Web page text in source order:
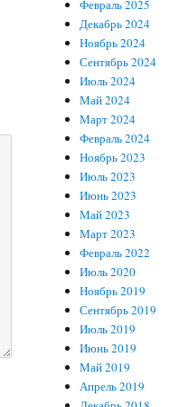
Февраль 2025
Декабрь 2024
Ноябрь 2024
Сентябрь 2024
Июль 2024
Май 2024
Март 2024
Февраль 2024
Ноябрь 2023
Июль 2023
Июнь 2023
Май 2023
Март 2023
Февраль 2022
Июль 2020
Ноябрь 2019
Сентябрь 2019
Июль 2019
Июнь 2019
Май 2019
Апрель 2019